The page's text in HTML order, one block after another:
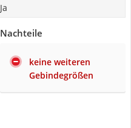
Ja
Nachteile
keine weiteren
Gebindegrößen